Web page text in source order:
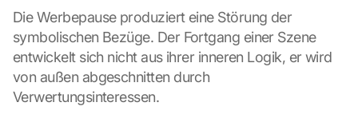
Die Werbepause produziert eine Störung der
symbolischen Bezüge. Der Fortgang einer Szene
entwickelt sich nicht aus ihrer inneren Logik, er wird
von außen abgeschnitten durch
Verwertungsinteressen.